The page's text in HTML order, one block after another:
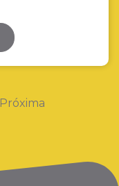
Próxima